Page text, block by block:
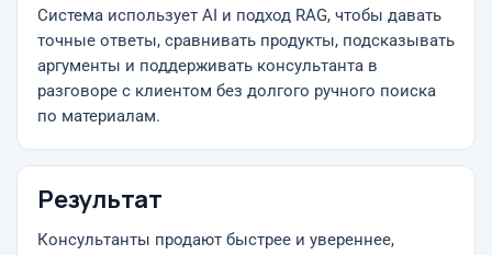
Система использует AI и подход RAG, чтобы давать
точные ответы, сравнивать продукты, подсказывать
аргументы и поддерживать консультанта в
разговоре с клиентом без долгого ручного поиска
по материалам.
Результат
Консультанты продают быстрее и увереннее,